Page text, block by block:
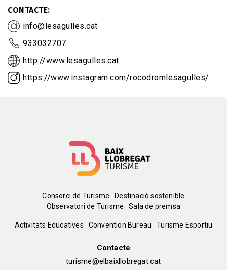
CONTACTE
info@lesagulles.cat
933032707
http://www.lesagulles.cat
https://www.instagram.com/rocodromlesagulles/
Menú
del
Consorci de Turisme
Destinació sostenible
Observatori de Turisme
Sala de premsa
Peu
Activitats Educatives Convention Bureau Turisme Esportiu
Contacte
turisme@elbaixllobregat.cat